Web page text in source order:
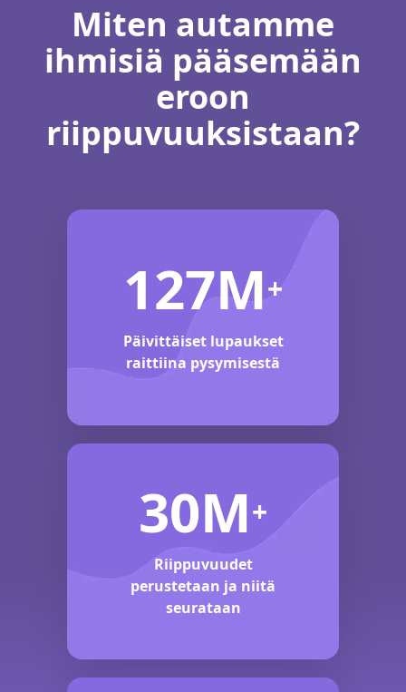
Miten autamme
ihmisiä pääsemään
eroon
riippuvuuksistaan?
127M+
Päivittäiset lupaukset
raittiina pysymisestä
30M+
Riippuvuudet
perustetaan ja niitä
seurataan